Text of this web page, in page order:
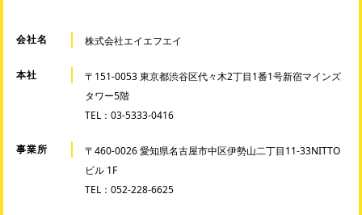
会社名 株式会社エイエフエイ
本社
〒151-0053 東京都渋谷区代々木2丁目1番1号新宿マインズ
タワー5階
TEL：03-5333-0416
事業所
〒460-0026 愛知県名古屋市中区伊勢山二丁目11-33NITTO
ビル 1F
TEL：052-228-6625